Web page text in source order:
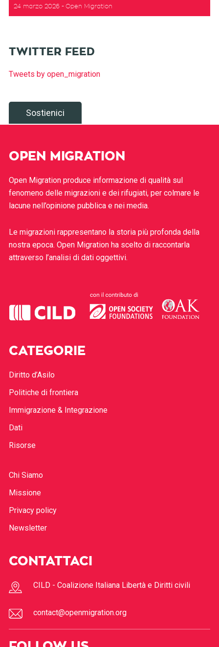
24 marzo 2026 Open Migration
TWITTER FEED
Tweets by open_migration
Sostienici
OPEN MIGRATION
Open Migration produce informazione di qualità sul
fenomeno delle migrazioni e dei rifugiati, per colmare le
lacune nell’opinione pubblica e nei media.
Le migrazioni rappresentano la storia più profonda della
nostra epoca. Open Migration ha scelto di raccontarla
attraverso l’analisi di dati oggettivi.
CATEGORIE
Diritto d’Asilo
Politiche di frontiera
Immigrazione & Integrazione
Dati
Risorse
Chi Siamo
Missione
Privacy policy
Newsletter
CONTATTACI
CILD - Coalizione Italiana Libertà e Diritti civili
contact@openmigration.org